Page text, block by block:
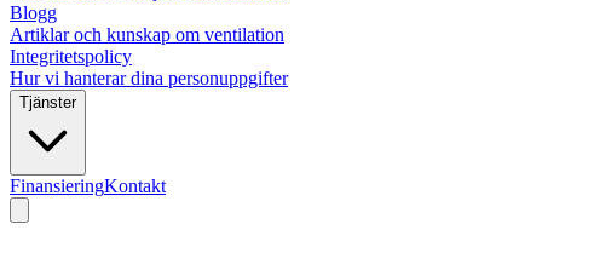
Blogg
Artiklar och kunskap om ventilation
Integritetspolicy
Hur vi hanterar dina personuppgifter
Tjänster
FinansieringKontakt